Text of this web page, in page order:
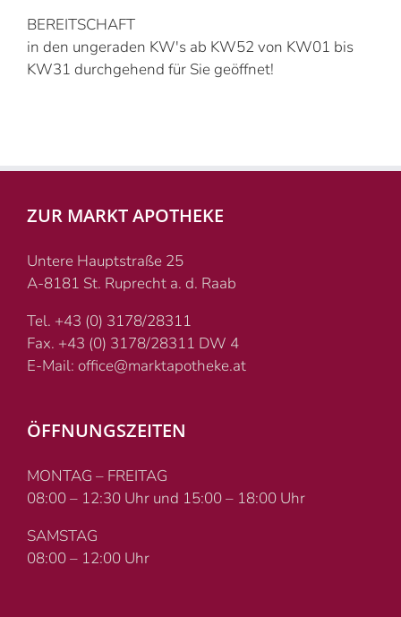
BEREITSCHAFT
in den ungeraden KW's ab KW52 von KW01 bis
KW31 durchgehend für Sie geöffnet!
ZUR MARKT APOTHEKE
Untere Hauptstraße 25
A-8181 St. Ruprecht a. d. Raab
Tel. +43 (0) 3178/28311
Fax. +43 (0) 3178/28311 DW 4
E-Mail: office@marktapotheke.at
ÖFFNUNGSZEITEN
MONTAG – FREITAG
08:00 – 12:30 Uhr und 15:00 – 18:00 Uhr
SAMSTAG
08:00 – 12:00 Uhr